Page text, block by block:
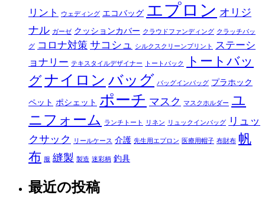
リント
ウェディング エコバッグ エプロン オリジ
ナル ガーゼ クッションカバー クラウドファンディング クラッチバッ
グ コロナ対策 サコシュ シルクスクリーンプリント
ステーシ
ョナリー テキスタイルデザイナー トートバック
トートバッ
グナイロン バッグ バッグインバッグ プラホック
ペット ポシェット ポーチ マスク マスクホルダー ユ
ニフォーム
ランチトート リネン リュックインバッグ
リュッ
クサック
リールケース 介護 先生用エプロン 医療用帽子 布財布 帆
布 服 縫製 製造 迷彩柄 釣具
最近の投稿